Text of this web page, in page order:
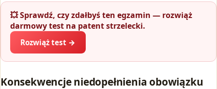
💥 Sprawdź, czy zdałbyś ten egzamin — rozwiąż
darmowy test na patent strzelecki.
Rozwiąż test →
Konsekwencje niedopełnienia obowiązku